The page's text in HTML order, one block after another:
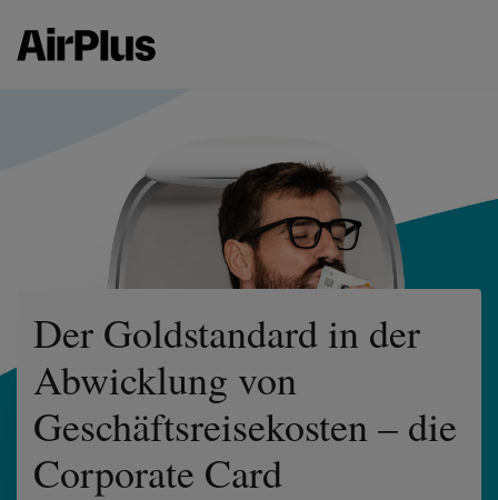
Der Goldstandard in der
Abwicklung von
Geschäftsreisekosten – die
Corporate Card